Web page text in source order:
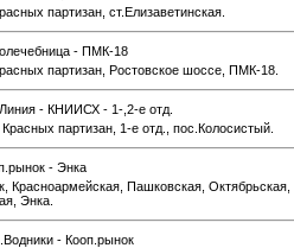
партизан, ст.Елизаветинская.
- ПМК-18
партизан, Ростовское шоссе, ПМК-18.
- КНИИСХ - 1-,2-е отд.
партизан, 1-е отд., пос.Колосистый.
- Энка
Красноармейская, Пашковская,
Энка.
- Кооп.рынок